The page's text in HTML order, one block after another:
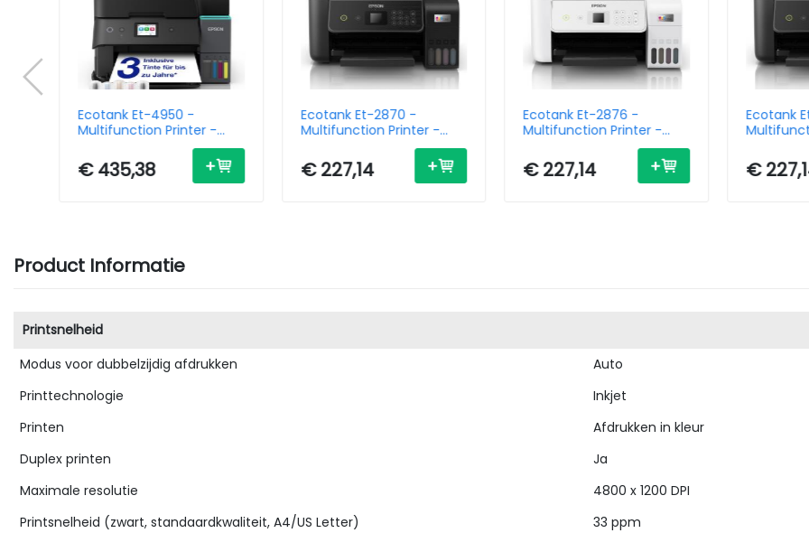
Ecotank Et-4950 -
Multifunction Printer -
Inkjet - A4 - Wi-Fi/ USB
€ 435,38
Ecotank Et-2870 -
Multifunction Printer -
Inkjet - A4 - Wi-Fi/ USB
€ 227,14
Ecotank Et-2876 -
Multifunction Printer -
Inkjet - A4 - Wi-Fi/ USB
€ 227,14
Ecotank
Inkjet -
€
Product Informatie
Printsnelheid
Modus voor dubbelzijdig afdrukken
Auto
Printtechnologie
Inkjet
Printen
Afdrukken in kleur
Duplex printen
Ja
Maximale resolutie
4800 x 1200 DPI
Printsnelheid (zwart, standaardkwaliteit, A4/US Letter)
33 ppm